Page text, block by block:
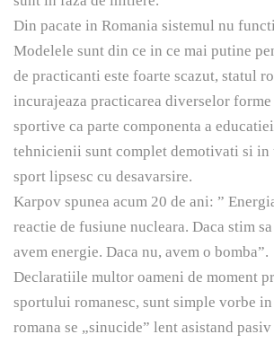
Din pacate in Romania sistemul nu
Modelele sunt din ce in ce mai putine
de practicanti este foarte scazut, statul
incurajeaza practicarea diverselor
sportive ca parte componenta a
tehnicienii sunt complet demotivati si in
sport lipsesc cu desavarsire.
Karpov spunea acum 20 de ani: ”
reactie de fusiune nucleara. Daca stim
avem energie. Daca nu, avem o bomba”.
Declaratiile multor oameni de moment
sportului romanesc, sunt simple vorbe
romana se „sinucide” lent asistand pasiv